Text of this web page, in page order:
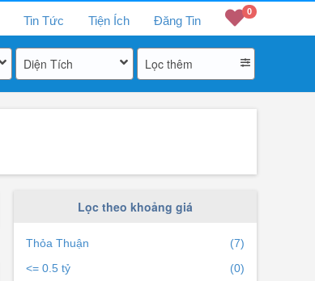
Tin Tức Tiện Ích Đăng Tin
0
Diện Tích Lọc thêm
Lọc theo khoảng giá
Thỏa Thuận
(7)
<= 0.5 tỷ
(0)